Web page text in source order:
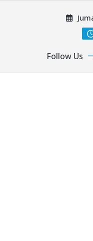
Follow Us